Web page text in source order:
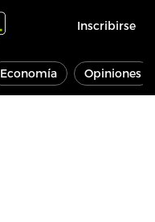
Inscribirse
Economía Opiniones